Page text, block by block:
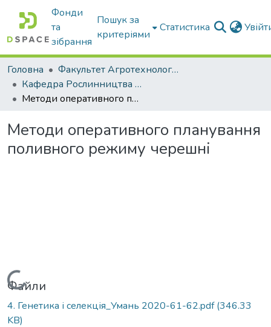
Фонди
та
зібрання
Пошук за
критеріями
Статистика
Головна
Факультет Агротехнологій та екології
Кафедра Рослинництва та садівництва ім. професора В.В. Калитки
Методи оперативного планування поливного режиму черешні
Методи оперативного планування
поливного режиму черешні
Вантажиться...
Файли
4. Генетика і селекція_Умань 2020-61-62.pdf(346.33
KB)